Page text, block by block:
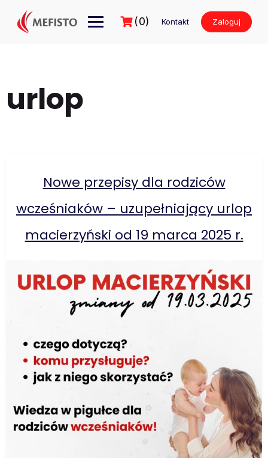
treści
(0) Kontakt Zaloguj
urlop
Nowe przepisy dla rodziców
wcześniaków – uzupełniający urlop
macierzyński od 19 marca 2025 r.